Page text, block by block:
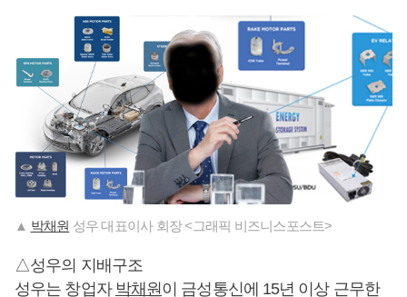
▲ 박채원 성우 대표이사 회장 <그래픽 비즈니스포스트>
△성우의 지배구조
성우는 창업자 박채원이 금성통신에 15년 이상 근무한